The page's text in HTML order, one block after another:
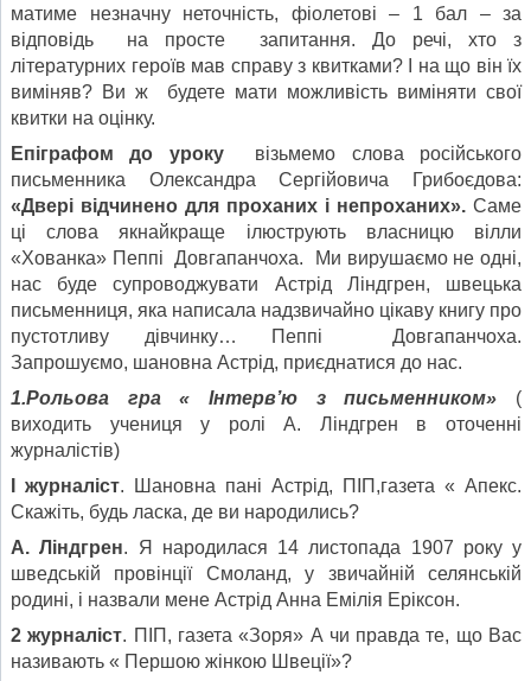
матиме незначну неточність, фіолетові – 1 бал – за
відповідь на просте запитання. До речі, хто з
літературних героїв мав справу з квитками? І на що він їх
виміняв? Ви ж будете мати можливість виміняти свої
квитки на оцінку.
Епіграфом до урокувізьмемо слова російського
письменника Олександра Сергійовича Грибоєдова:
«Двері відчинено для проханих і непроханих». Саме
ці слова якнайкраще ілюструють власницю вілли
«Хованка» Пеппі Довгапанчоха. Ми вирушаємо не одні,
нас буде супроводжувати Астрід Ліндгрен, швецька
письменниця, яка написала надзвичайно цікаву книгу про
пустотливу дівчинку… Пеппі Довгапанчоха.
Запрошуємо, шановна Астрід, приєднатися до нас.
1.Рольова гра « Інтерв’ю з письменником» (
виходить учениця у ролі А. Ліндгрен в оточенні
журналістів)
І журналіст. Шановна пані Астрід, ПІП,газета « Апекс.
Скажіть, будь ласка, де ви народились?
А. Ліндгрен. Я народилася 14 листопада 1907 року у
шведській провінції Смоланд, у звичайній селянській
родині, і назвали мене Астрід Анна Емілія Еріксон.
2 журналіст. ПІП, газета «Зоря» А чи правда те, що Вас
називають « Першою жінкою Швеції»?